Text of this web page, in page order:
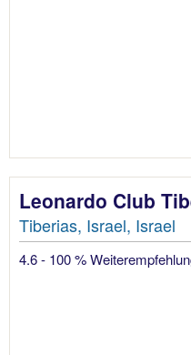
Leonardo Club
Tiberias, Israel, Israel
4.6 - 100 %